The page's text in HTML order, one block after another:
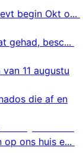
begin Okt o...
gehad, besc...
11 augustu
die af en
ons huis e...